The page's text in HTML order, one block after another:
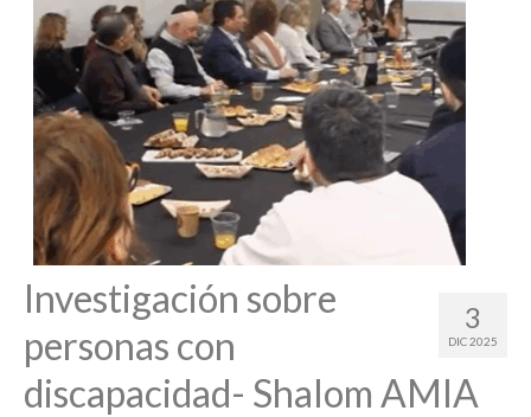
3
DIC 2025
Investigación sobre
personas con
discapacidad- Shalom AMIA